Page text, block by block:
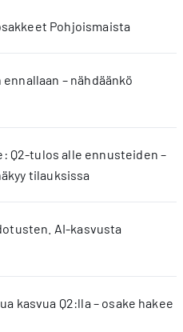
Pohjoismaista
– nähdäänkö
Q2-tulos alle ennusteiden –
tilauksissa
AI-kasvusta
kasvua Q2:lla – osake hakee